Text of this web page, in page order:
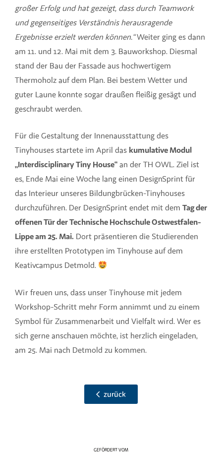
großer Erfolg und hat gezeigt, dass durch Teamwork
und gegenseitiges Verständnis herausragende
Ergebnisse erzielt werden können.“Weiter ging es dann
am 11. und 12. Mai mit dem 3. Bauworkshop. Diesmal
stand der Bau der Fassade aus hochwertigem
Thermoholz auf dem Plan. Bei bestem Wetter und
guter Laune konnte sogar draußen fleißig gesägt und
geschraubt werden.
Für die Gestaltung der Innenausstattung des
Tinyhouses startete im April das kumulative Modul
„Interdisciplinary Tiny House“ an der TH OWL. Ziel ist
es, Ende Mai eine Woche lang einen DesignSprint für
das Interieur unseres Bildungbrücken-Tinyhouses
durchzuführen. Der DesignSprint endet mit dem Tag der
offenen Tür der Technische Hochschule Ostwestfalen-
Lippe am 25. Mai. Dort präsentieren die Studierenden
ihre erstellten Prototypen im Tinyhouse auf dem
Keativcampus Detmold.
Wir freuen uns, dass unser Tinyhouse mit jedem
Workshop-Schritt mehr Form annimmt und zu einem
Symbol für Zusammenarbeit und Vielfalt wird. Wer es
sich gerne anschauen möchte, ist herzlich eingeladen,
am 25. Mai nach Detmold zu kommen.
zurück
GEFÖRDERT VOM